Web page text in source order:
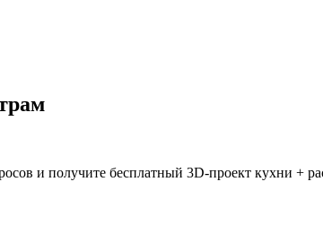
и получите бесплатный 3D-проект кухни +